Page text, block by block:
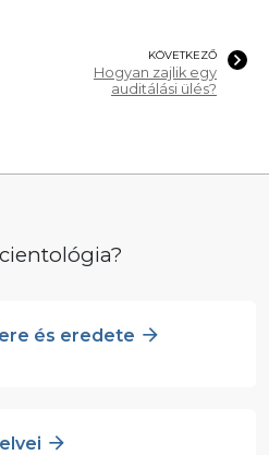
KÖVETKEZŐ
Hogyan zajlik egy
auditálási ülés?
és eredete